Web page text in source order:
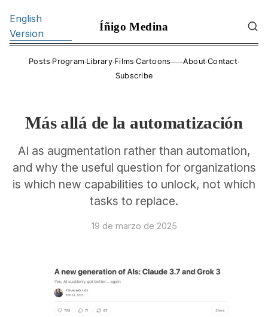
English
Version
Íñigo Medina
Posts·Program·Library·Films·Cartoons——About·Contact·
Subscribe
Más allá de la automatización
AI as augmentation rather than automation,
and why the useful question for organizations
is which new capabilities to unlock, not which
tasks to replace.
19 de marzo de 2025